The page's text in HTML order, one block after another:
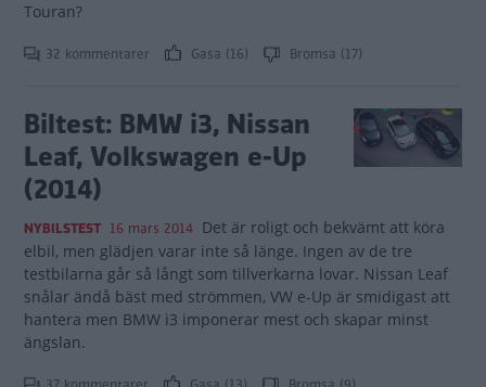
Touran?
32 kommentarer Gasa (16) Bromsa (17)
Biltest: BMW i3, Nissan
Leaf, Volkswagen e-Up
(2014)
NYBILSTEST 16 mars 2014 Det är roligt och bekvämt att köra
elbil, men glädjen varar inte så länge. Ingen av de tre
testbilarna går så långt som tillverkarna lovar. Nissan Leaf
snålar ändå bäst med strömmen, VW e-Up är smidigast att
hantera men BMW i3 imponerar mest och skapar minst
ängslan.